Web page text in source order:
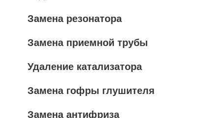
Замена резонатора
Замена приемной трубы
Удаление катализатора
Замена гофры глушителя
Замена антифриза